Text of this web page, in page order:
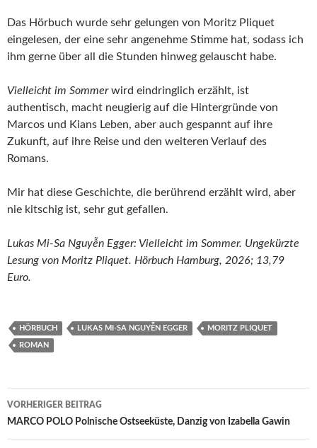
Das Hörbuch wurde sehr gelungen von Moritz Pliquet
eingelesen, der eine sehr angenehme Stimme hat, sodass ich
ihm gerne über all die Stunden hinweg gelauscht habe.
Vielleicht im Sommerwird eindringlich erzählt, ist
authentisch, macht neugierig auf die Hintergründe von
Marcos und Kians Leben, aber auch gespannt auf ihre
Zukunft, auf ihre Reise und den weiteren Verlauf des
Romans.
Mir hat diese Geschichte, die berührend erzählt wird, aber
nie kitschig ist, sehr gut gefallen.
Lukas Mi-Sa Nguyễn Egger: Vielleicht im Sommer. Ungekürzte
Lesung von Moritz Pliquet. Hörbuch Hamburg, 2026; 13,79
Euro.
HÖRBUCH LUKAS MI-SA NGUYỄN EGGER MORITZ PLIQUET
ROMAN
Beitragsnavigation
VORHERIGER BEITRAG
MARCO POLO Polnische Ostseeküste, Danzig von Izabella Gawin